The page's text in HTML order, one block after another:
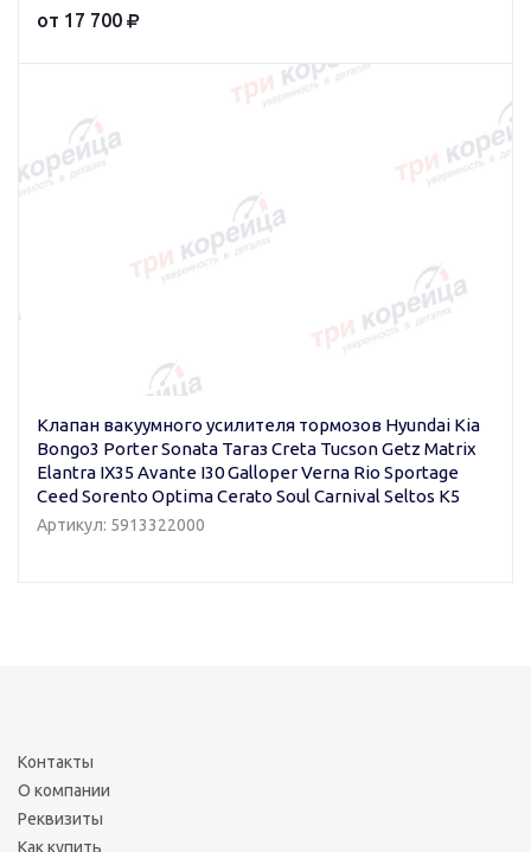
от 17 700
Клапан вакуумного усилителя тормозов Hyundai Kia
Bongo3 Porter Sonata Тагаз Creta Tucson Getz Matrix
Elantra IX35 Avante I30 Galloper Verna Rio Sportage
Ceed Sorento Optima Cerato Soul Carnival Seltos K5
Артикул: 5913322000
Контакты
О компании
Реквизиты
Как купить